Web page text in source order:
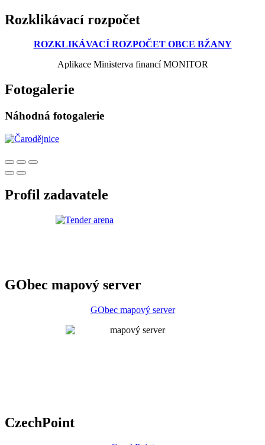
Rozklikávací rozpočet
ROZKLIKÁVACÍ ROZPOČET OBCE BŽANY
Aplikace Ministerva financí MONITOR
Fotogalerie
Náhodná fotogalerie
Profil zadavatele
GObec mapový server
GObec mapový server
CzechPoint